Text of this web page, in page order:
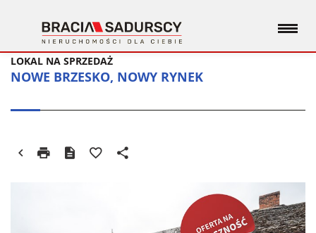
NOWE BRZESKO, NOWY RYNEK
LOKAL NA SPRZEDAŻ